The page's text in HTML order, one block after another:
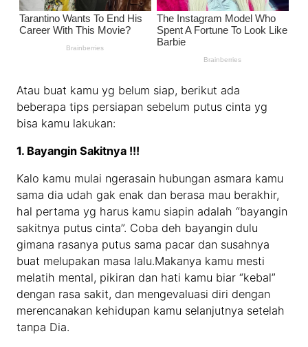
Atau buat kamu yg belum siap, berikut ada
beberapa tips persiapan sebelum putus cinta yg
bisa kamu lakukan:
1. Bayangin Sakitnya !!!
Kalo kamu mulai ngerasain hubungan asmara kamu
sama dia udah gak enak dan berasa mau berakhir,
hal pertama yg harus kamu siapin adalah “bayangin
sakitnya putus cinta”. Coba deh bayangin dulu
gimana rasanya putus sama pacar dan susahnya
buat melupakan masa lalu.Makanya kamu mesti
melatih mental, pikiran dan hati kamu biar “kebal”
dengan rasa sakit, dan mengevaluasi diri dengan
merencanakan kehidupan kamu selanjutnya setelah
tanpa Dia.